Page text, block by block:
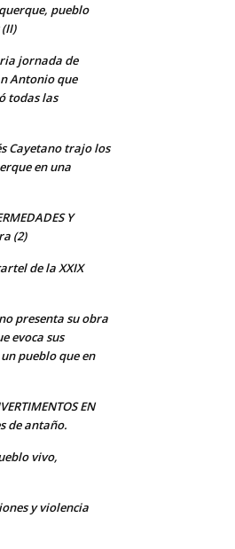
pueblo
jornada de
Antonio que
todas las
Cayetano trajo los
en una
Y
(2)
de la XXIX
presenta su obra
evoca sus
pueblo que en
EN
de antaño.
vivo,
y violencia